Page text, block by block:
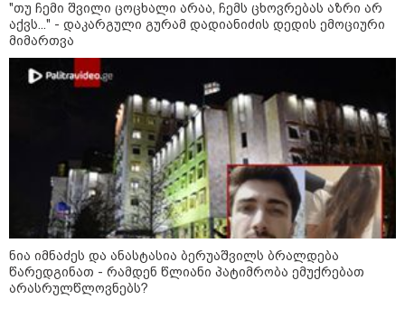
ყველაზე კარგი/ცუდი ქვეყნები
ემიგრანტებისთვის 2026 წელს
2026 წლის ყველაზე გაყიდვადი
ავტომობილები - Focus2Move-ის
რეიტინგი
"თუ ჩემი შვილი ცოცხალი არაა, ჩემს ცხოვრებას აზრი არ
აქვს..." - დაკარგული გურამ დადიანიძის დედის ემოციური
მიმართვა
ნია იმნაძეს და ანასტასია ბერუაშვილს ბრალდება
წარედგინათ - რამდენ წლიანი პატიმრობა ემუქრებათ
არასრულწლოვნებს?